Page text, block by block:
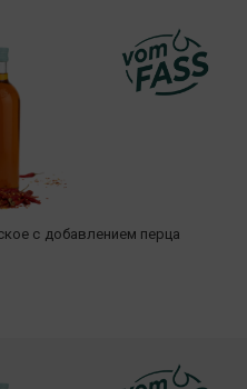
с добавлением перца